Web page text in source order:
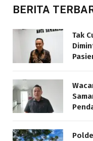
BERITA
Tak